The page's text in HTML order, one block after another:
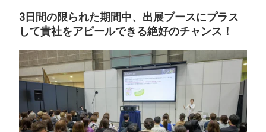
3日間の限られた期間中、出展ブースにプラス
して貴社をアピールできる絶好のチャンス！